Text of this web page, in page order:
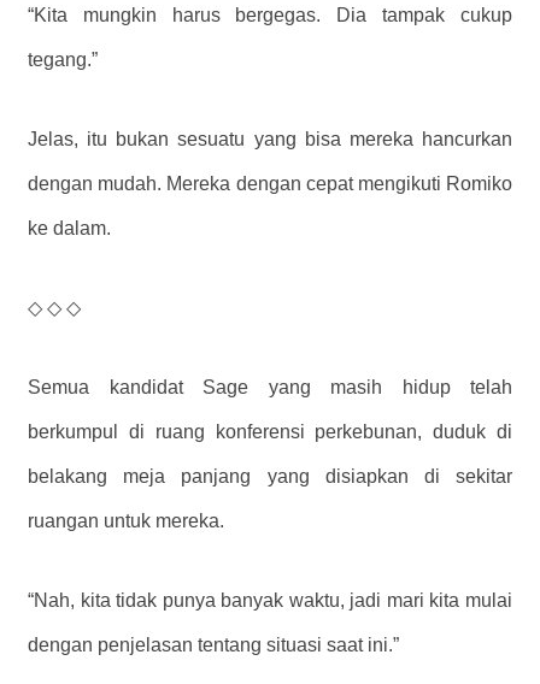
“Kita mungkin harus bergegas. Dia tampak cukup
tegang.”
Jelas, itu bukan sesuatu yang bisa mereka hancurkan
dengan mudah. Mereka dengan cepat mengikuti Romiko
ke dalam.
◇ ◇ ◇
Semua kandidat Sage yang masih hidup telah
berkumpul di ruang konferensi perkebunan, duduk di
belakang meja panjang yang disiapkan di sekitar
ruangan untuk mereka.
“Nah, kita tidak punya banyak waktu, jadi mari kita mulai
dengan penjelasan tentang situasi saat ini.”